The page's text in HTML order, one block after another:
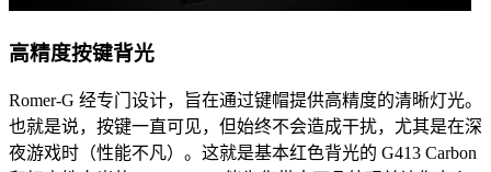
高精度按键背光
Romer-G 经专门设计，旨在通过键帽提供高精度的清晰灯光。
也就是说，按键一直可见，但始终不会造成干扰，尤其是在深
夜游戏时（性能不凡）。这就是基本红色背光的 G413 Carbon